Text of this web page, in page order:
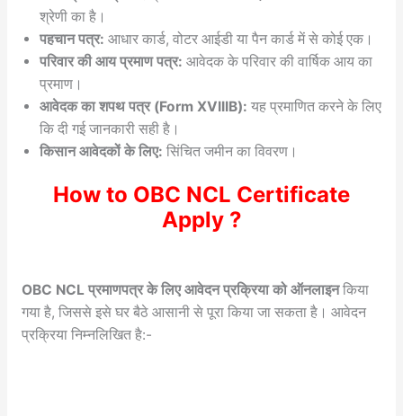
श्रेणी का है।
पहचान पत्र: आधार कार्ड, वोटर आईडी या पैन कार्ड में से कोई एक।
परिवार की आय प्रमाण पत्र: आवेदक के परिवार की वार्षिक आय का
प्रमाण।
आवेदक का शपथ पत्र (Form XVIIIB): यह प्रमाणित करने के लिए
कि दी गई जानकारी सही है।
किसान आवेदकों के लिए: सिंचित जमीन का विवरण।
How to OBC NCL Certificate
Apply ?
OBC NCL प्रमाणपत्र के लिए आवेदन प्रक्रिया को ऑनलाइनकिया
गया है, जिससे इसे घर बैठे आसानी से पूरा किया जा सकता है। आवेदन
प्रक्रिया निम्नलिखित है:-